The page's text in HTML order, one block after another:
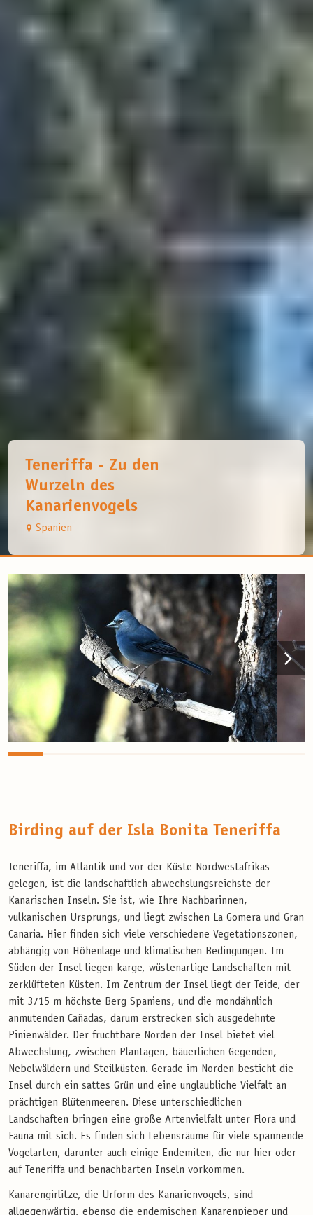
Teneriffa - Zu den
Wurzeln des
Kanarienvogels
Spanien
Birding auf der Isla Bonita Teneriffa
Teneriffa, im Atlantik und vor der Küste Nordwestafrikas
gelegen, ist die landschaftlich abwechslungsreichste der
Kanarischen Inseln. Sie ist, wie Ihre Nachbarinnen,
vulkanischen Ursprungs, und liegt zwischen La Gomera und Gran
Canaria. Hier finden sich viele verschiedene Vegetationszonen,
abhängig von Höhenlage und klimatischen Bedingungen. Im
Süden der Insel liegen karge, wüstenartige Landschaften mit
zerklüfteten Küsten. Im Zentrum der Insel liegt der Teide, der
mit 3715 m höchste Berg Spaniens, und die mondähnlich
anmutenden Cañadas, darum erstrecken sich ausgedehnte
Pinienwälder. Der fruchtbare Norden der Insel bietet viel
Abwechslung, zwischen Plantagen, bäuerlichen Gegenden,
Nebelwäldern und Steilküsten. Gerade im Norden besticht die
Insel durch ein sattes Grün und eine unglaubliche Vielfalt an
prächtigen Blütenmeeren. Diese unterschiedlichen
Landschaften bringen eine große Artenvielfalt unter Flora und
Fauna mit sich. Es finden sich Lebensräume für viele spannende
Vogelarten, darunter auch einige Endemiten, die nur hier oder
auf Teneriffa und benachbarten Inseln vorkommen.
Kanarengirlitze, die Urform des Kanarienvogels, sind
allgegenwärtig, ebenso die endemischen Kanarenpieper und